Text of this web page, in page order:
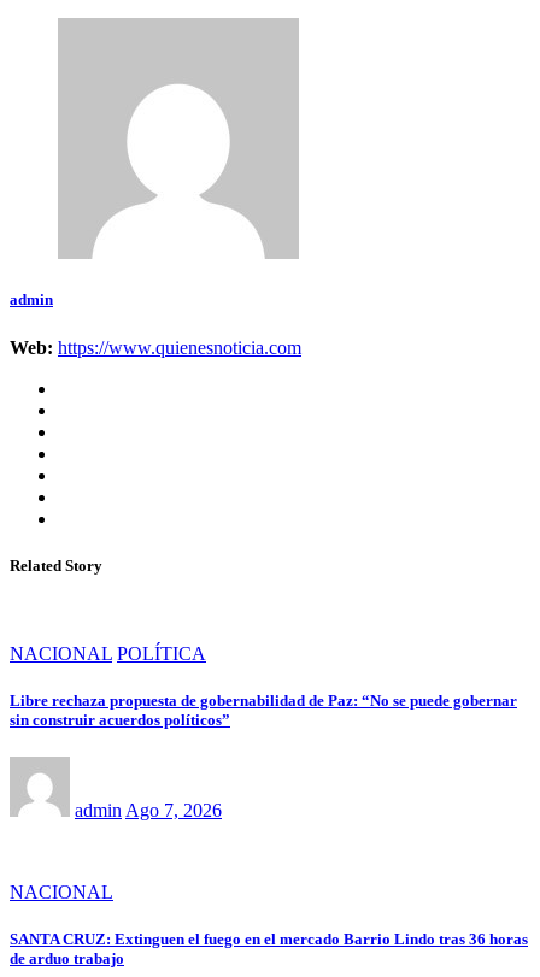
admin
Web: https://www.quienesnoticia.com
Related Story
NACIONAL POLÍTICA
Libre rechaza propuesta de gobernabilidad de Paz: “No se puede gobernar
sin construir acuerdos políticos”
admin Ago 7, 2026
NACIONAL
SANTA CRUZ: Extinguen el fuego en el mercado Barrio Lindo tras 36 horas
de arduo trabajo